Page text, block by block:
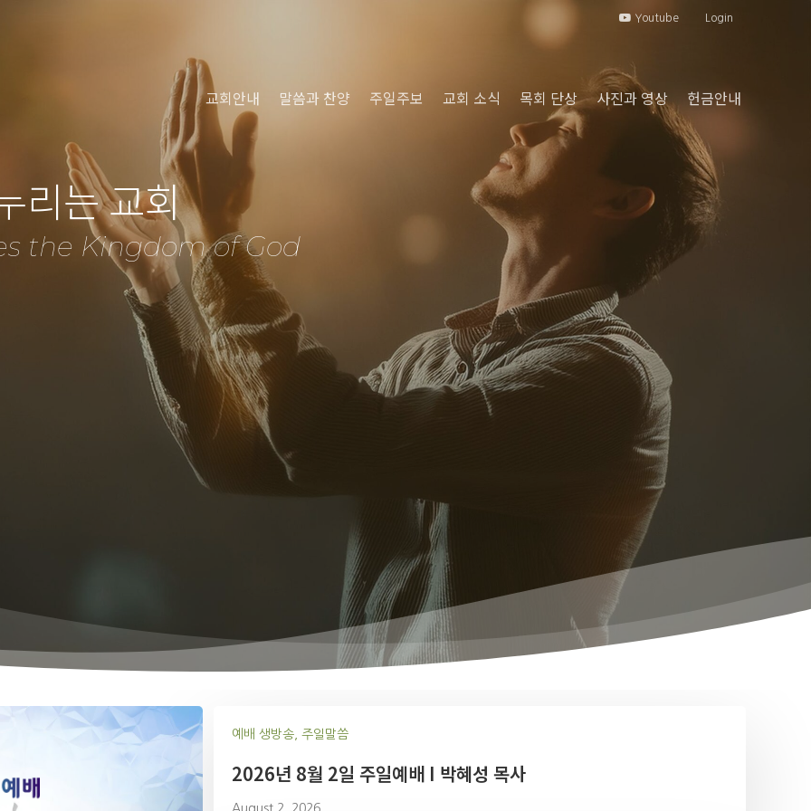
Youtube Login
교회안내 말씀과 찬양 주일주보 교회 소식 목회 단상 사진과 영상 헌금안내
리는 교회
the Kingdom of God
예배 생방송, 주일말씀
2026년 8월 2일 주일예배 I 박혜성 목사
August 2, 2026